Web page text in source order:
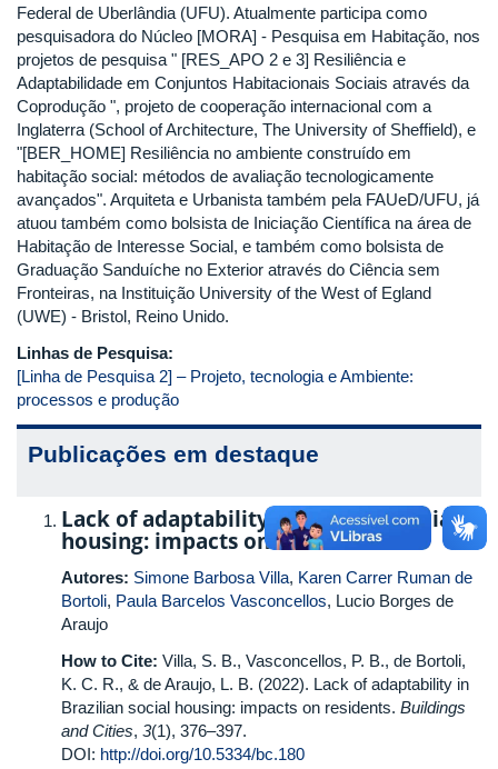
Federal de Uberlândia (UFU). Atualmente participa como
pesquisadora do Núcleo [MORA] - Pesquisa em Habitação, nos
projetos de pesquisa " [RES_APO 2 e 3] Resiliência e
Adaptabilidade em Conjuntos Habitacionais Sociais através da
Coprodução ", projeto de cooperação internacional com a
Inglaterra (School of Architecture, The University of Sheffield), e
"[BER_HOME] Resiliência no ambiente construído em
habitação social: métodos de avaliação tecnologicamente
avançados". Arquiteta e Urbanista também pela FAUeD/UFU, já
atuou também como bolsista de Iniciação Científica na área de
Habitação de Interesse Social, e também como bolsista de
Graduação Sanduíche no Exterior através do Ciência sem
Fronteiras, na Instituição University of the West of Egland
(UWE) - Bristol, Reino Unido.
Linhas de Pesquisa:
[Linha de Pesquisa 2] – Projeto, tecnologia e Ambiente:
processos e produção
Publicações em destaque
Lack of adaptability in Brazilian social
housing: impacts on residents
Autores: Simone Barbosa Villa, Karen Carrer Ruman de
Bortoli, Paula Barcelos Vasconcellos, Lucio Borges de
Araujo
How to Cite: Villa, S. B., Vasconcellos, P. B., de Bortoli,
K. C. R., & de Araujo, L. B. (2022). Lack of adaptability in
Brazilian social housing: impacts on residents. Buildings
and Cities, 3(1), 376–397.
DOI: http://doi.org/10.5334/bc.180